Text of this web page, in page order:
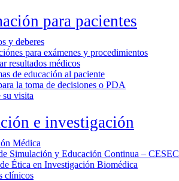
para pacientes
y deberes
para exámenes y procedimientos
resultados médicos
de educación al paciente
la toma de decisiones o PDA
su visita
e investigación
Médica
Simulación y Educación Continua – CESEC
Ética en Investigación Biomédica
clínicos